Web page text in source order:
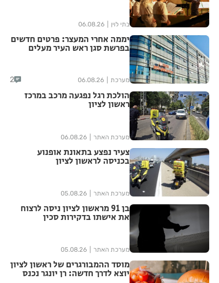
בתי לוין 06.08.26
יממה אחרי המעצר: פרטים חדשים
בפרשת סגן ראש העיר מעלים
מערכת 06.08.26
2
הולכת רגל נפגעה מרכב במרכז
ראשון לציון
מערכת האתר 06.08.26
צעיר נפצע בתאונת אופנוע
בכניסה לראשון לציון
מערכת האתר 05.08.26
בן 91 מראשון לציון ניסה לרצוח
את אישתו בדקירות סכין
מערכת האתר 05.08.26
מוסד ההמבורגרים של ראשון לציון
יוצא לדרך חדשה: רן יונגר נכנס